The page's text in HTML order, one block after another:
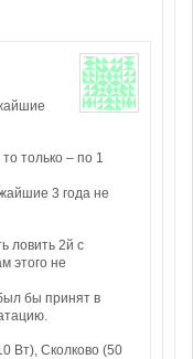
только – по 1
3 года не
ловить 2й с
этого не
бы принят в
Вт), Сколково (50